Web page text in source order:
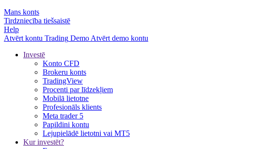
Mans konts
Tirdzniecība tiešsaistē
Help
Atvērt kontu Trading Demo Atvērt demo kontu
Investē
Konto CFD
Brokeru konts
TradingView
Procenti par līdzekļiem
Mobilā lietotne
Profesionāls klients
Meta trader 5
Papildini kontu
Lejupielādē lietotni vai MT5
Kur investēt?